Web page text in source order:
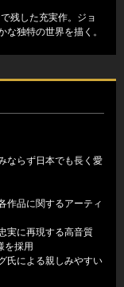
残した充実作。ジョ
独特の世界を描く。
ならず日本でも長く愛
作品に関するアーティ
実に再現する高音質
を採用
氏による親しみやすい